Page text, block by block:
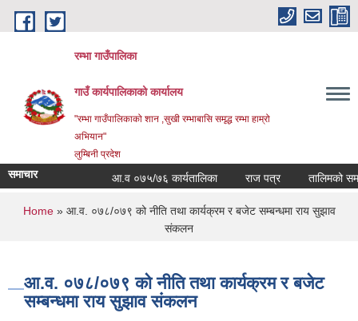
Skip to main content
रम्भा गाउँपालिका
गाउँ कार्यपालिकाको कार्यालय
"रम्भा गाउँपालिकाको शान ,सुखी रम्भाबासि समृद्ध रम्भा हाम्रो
अभियान"
लुम्बिनी प्रदेश
समाचार आ.व ०७५/७६ कार्यतालिका राज पत्र तालिमको समय
You are here
Home» आ.व. ०७८/०७९ को नीति तथा कार्यक्रम र बजेट सम्बन्धमा राय सुझाव
संकलन
आ.व. ०७८/०७९ को नीति तथा कार्यक्रम र बजेट
सम्बन्धमा राय सुझाव संकलन